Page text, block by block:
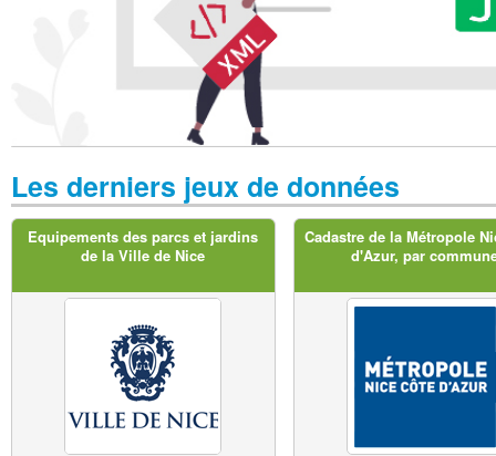
Les derniers jeux de données
Equipements des parcs et jardins
de la Ville de Nice
Cadastre de la Métropole
d'Azur, par